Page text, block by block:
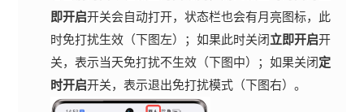
即开启开关会自动打开，状态栏也会有月亮图标，此
时免打扰生效（下图左）；如果此时关闭立即开启开
关，表示当天免打扰不生效（下图中）；如果关闭定
时开启开关，表示退出免打扰模式（下图右）。